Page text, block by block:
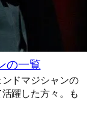
の一覧
ドマジシャンの
躍した方々。も